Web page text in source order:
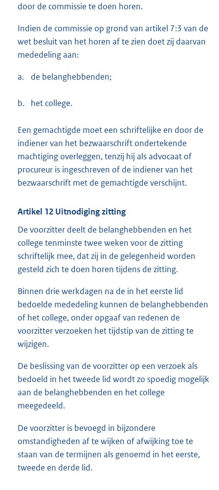
door de commissie te doen horen.
Indien de commissie op grond van artikel 7:3 van de
wet besluit van het horen af te zien doet zij daarvan
mededeling aan:
a. de belanghebbenden;
b. het college.
Een gemachtigde moet een schriftelijke en door de
indiener van het bezwaarschrift ondertekende
machtiging overleggen, tenzij hij als advocaat of
procureur is ingeschreven of de indiener van het
bezwaarschrift met de gemachtigde verschijnt.
Artikel 12 Uitnodiging zitting
De voorzitter deelt de belanghebbenden en het
college tenminste twee weken voor de zitting
schriftelijk mee, dat zij in de gelegenheid worden
gesteld zich te doen horen tijdens de zitting.
Binnen drie werkdagen na de in het eerste lid
bedoelde mededeling kunnen de belanghebbenden
of het college, onder opgaaf van redenen de
voorzitter verzoeken het tijdstip van de zitting te
wijzigen.
De beslissing van de voorzitter op een verzoek als
bedoeld in het tweede lid wordt zo spoedig mogelijk
aan de belanghebbenden en het college
meegedeeld.
De voorzitter is bevoegd in bijzondere
omstandigheden af te wijken of afwijking toe te
staan van de termijnen als genoemd in het eerste,
tweede en derde lid.